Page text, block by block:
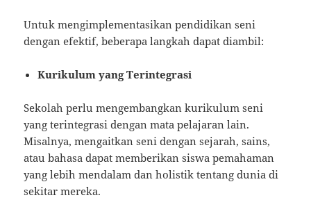
Untuk mengimplementasikan pendidikan seni
dengan efektif, beberapa langkah dapat diambil:
Kurikulum yang Terintegrasi
Sekolah perlu mengembangkan kurikulum seni
yang terintegrasi dengan mata pelajaran lain.
Misalnya, mengaitkan seni dengan sejarah, sains,
atau bahasa dapat memberikan siswa pemahaman
yang lebih mendalam dan holistik tentang dunia di
sekitar mereka.